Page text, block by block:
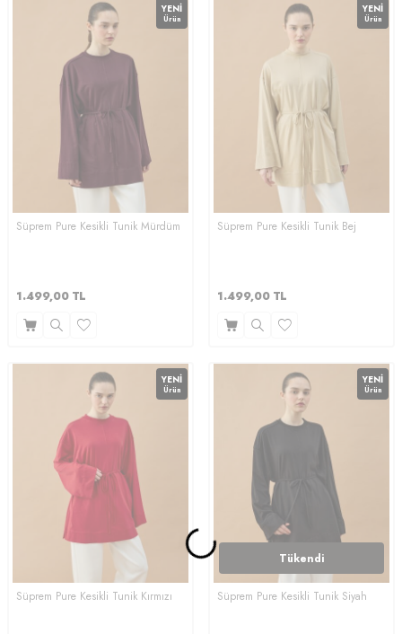
YENI
Ürün
Süprem Pure Kesikli Tunik Mürdüm
1.499,00 TL
YENI
Ürün
Süprem Pure Kesikli Tunik Bej
1.499,00 TL
YENI
Ürün
Süprem Pure Kesikli Tunik Kırmızı
YENI
Ürün
Tükendi
Süprem Pure Kesikli Tunik Siyah